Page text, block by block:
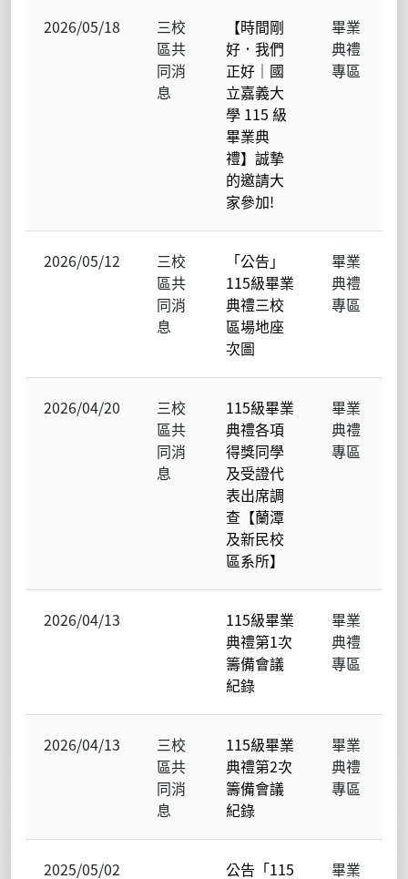
2026/05/18
三校
區共
同消
息
【時間剛
好．我們
正好｜國
立嘉義大
學 115 級
畢業典
禮】誠摯
的邀請大
家參加!
畢業
典禮
專區
2026/05/12
三校
區共
同消
息
「公告」
115級畢業
典禮三校
區場地座
次圖
畢業
典禮
專區
2026/04/20
三校
區共
同消
息
115級畢業
典禮各項
得獎同學
及受證代
表出席調
查【蘭潭
及新民校
區系所】
畢業
典禮
專區
2026/04/13
115級畢業
典禮第1次
籌備會議
紀錄
畢業
典禮
專區
2026/04/13
三校
區共
同消
息
115級畢業
典禮第2次
籌備會議
紀錄
畢業
典禮
專區
2025/05/02 公告「115 畢業